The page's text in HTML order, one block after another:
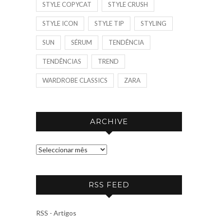
STYLE COPYCAT STYLE CRUSH
STYLE ICON STYLE TIP STYLING
SUN SÉRUM TENDÊNCIA
TENDÊNCIAS TREND
WARDROBE CLASSICS ZARA
ARCHIVE
A
C
V
RSS FEED
RSS - Artigos